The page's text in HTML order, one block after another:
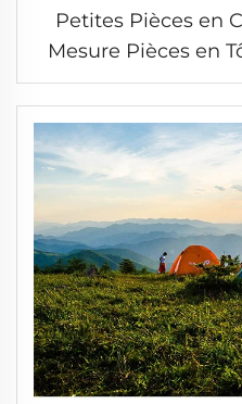
Petites Pièces en
Mesure Pièces en
Soudage